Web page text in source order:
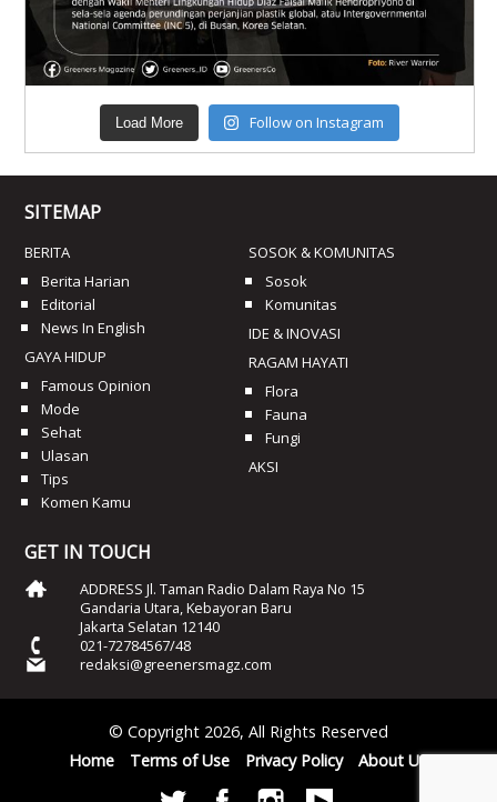
Load More Follow on Instagram
SITEMAP
BERITA
Berita Harian
Editorial
News In English
GAYA HIDUP
Famous Opinion
Mode
Sehat
Ulasan
Tips
Komen Kamu
SOSOK & KOMUNITAS
Sosok
Komunitas
IDE & INOVASI
RAGAM HAYATI
Flora
Fauna
Fungi
AKSI
GET IN TOUCH
ADDRESS Jl. Taman Radio Dalam Raya No 15
Gandaria Utara, Kebayoran Baru
Jakarta Selatan 12140
021-72784567/48
redaksi@greenersmagz.com
© Copyright 2026, All Rights Reserved
Home
Terms of Use Privacy Policy About Us